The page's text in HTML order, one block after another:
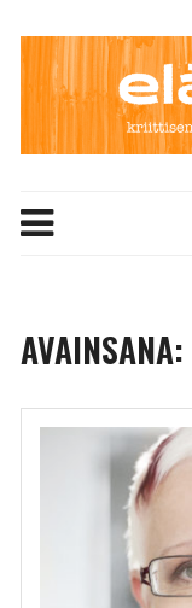
content
AVAINSANA: